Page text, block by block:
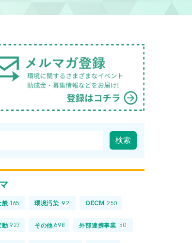
般 165 環境汚染 92 OECM 250
動 927 その他 698 外部連携事業 50